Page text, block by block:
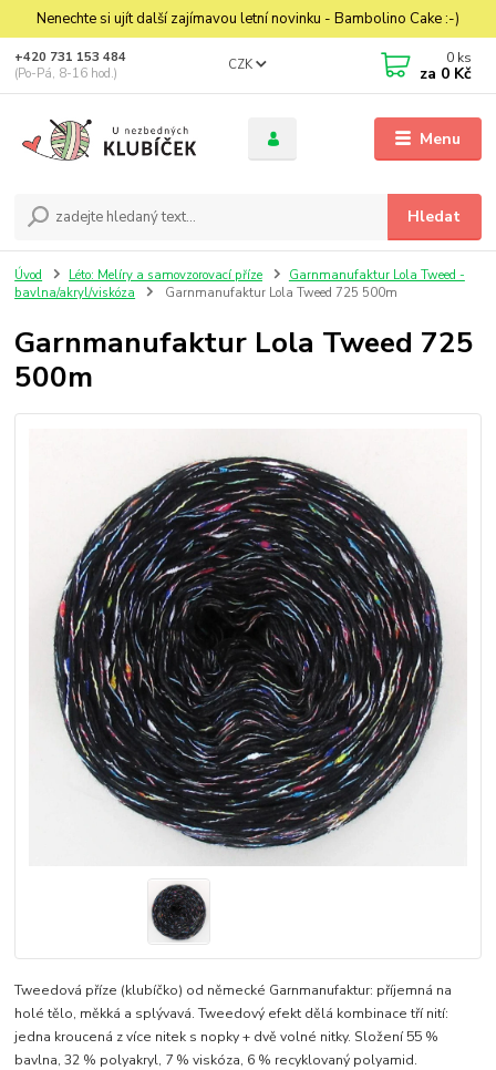
Nenechte si ujít další zajímavou letní novinku - Bambolino Cake :-)
Menu
CZK
Hledat
+420 731 153 484
(Po-Pá, 8-16 hod.)
0 ks
za 0 Kč
Úvod Léto: Melíry a samovzorovací příze
Garnmanufaktur Lola Tweed -
bavlna/akryl/viskóza
Garnmanufaktur Lola Tweed 725 500m
Garnmanufaktur Lola Tweed 725
500m
Tweedová příze (klubíčko) od německé Garnmanufaktur: příjemná na
holé tělo, měkká a splývavá. Tweedový efekt dělá kombinace tří nití:
jedna kroucená z více nitek s nopky + dvě volné nitky. Složení 55 %
bavlna, 32 % polyakryl, 7 % viskóza, 6 % recyklovaný polyamid.